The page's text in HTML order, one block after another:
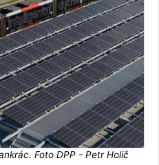
Foto DPP - Petr Holič